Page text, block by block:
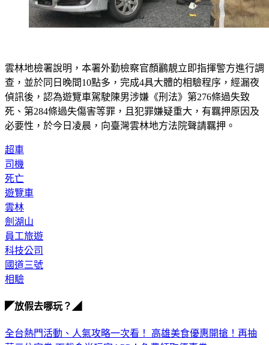
雲林地檢署說明，本署外勤檢察官顏鸝靚立即指揮警方進行調
查，並於同日晚間10點多，完成4具大體的相驗程序，經漏夜
偵訊後，認為遊覽車駕駛陳男涉嫌《刑法》第276條過失致
死、第284條過失傷害等罪，且犯罪嫌疑重大，有羈押原因及
必要性，於今日凌晨，向臺灣雲林地方法院聲請羈押。
超車
司機
死亡
遊覽車
雲林
劍湖山
員工旅遊
科技公司
國道三號
相驗
◤放假去哪玩？◢
全台熱門活動、人氣攻略一次看！ 高雄美食優惠開搶！再抽